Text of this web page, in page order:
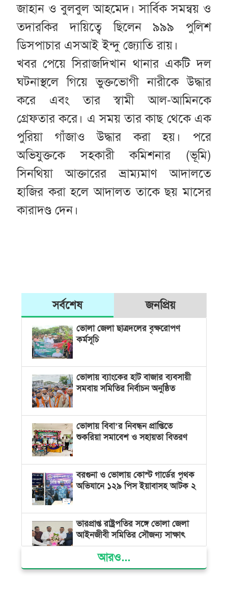
জাহান ও বুলবুল আহমেদ। সার্বিক সমন্বয় ও
তদারকির দায়িত্বে ছিলেন ৯৯৯ পুলিশ
ডিসপাচার এসআই ইন্দু জ্যোতি রায়।
খবর পেয়ে সিরাজদিখান থানার একটি দল
ঘটনাস্থলে গিয়ে ভুক্তভোগী নারীকে উদ্ধার
করে এবং তার স্বামী আল-আমিনকে
গ্রেফতার করে। এ সময় তার কাছ থেকে এক
পুরিয়া গাঁজাও উদ্ধার করা হয়। পরে
অভিযুক্তকে সহকারী কমিশনার (ভূমি)
সিনথিয়া আক্তারের ভ্রাম্যমাণ আদালতে
হাজির করা হলে আদালত তাকে ছয় মাসের
কারাদণ্ড দেন।
সর্বশেষ জনপ্রিয়
ভোলা জেলা ছাত্রদলের বৃক্ষরোপণ
কর্মসূচি
ভোলায় ব্যাংকের হাট বাজার ব্যবসায়ী
সমবায় সমিতির নির্বাচন অনুষ্ঠিত
ভোলায় বিবা’র নিবন্ধন প্রাপ্তিতে
শুকরিয়া সমাবেশ ও সহায়তা বিতরণ
বরগুনা ও ভোলায় কোস্ট গার্ডের পৃথক
অভিযানে ১২৯ পিস ইয়াবাসহ আটক ২
ভারপ্রাপ্ত রাষ্ট্রপতির সঙ্গে ভোলা জেলা
আইনজীবী সমিতির সৌজন্য সাক্ষাৎ
দৌলতখানে জমি বিরোধে পরিবারকে
আরও...